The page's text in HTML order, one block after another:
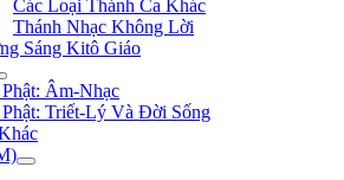
Các Loại Thánh Ca Khác
Thánh Nhạc Không Lời
Sáng Kitô Giáo
Âm-Nhạc
Triết-Lý Và Đời Sống